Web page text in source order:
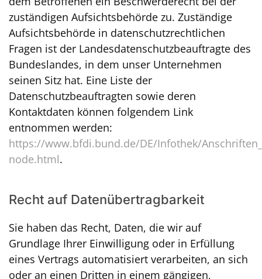
zuständigen Aufsichtsbehörde zu. Zuständige
Aufsichtsbehörde in datenschutzrechtlichen
Fragen ist der Landesdatenschutzbeauftragte des
Bundeslandes, in dem unser Unternehmen
seinen Sitz hat. Eine Liste der
Datenschutzbeauftragten sowie deren
Kontaktdaten können folgendem Link
entnommen werden:
https://www.bfdi.bund.de/DE/Infothek/
node.html.
Recht auf Datenübertragbarkeit
Sie haben das Recht, Daten, die wir auf
Grundlage Ihrer Einwilligung oder in Erfüllung
eines Vertrags automatisiert verarbeiten, an sich
oder an einen Dritten in einem gängigen,